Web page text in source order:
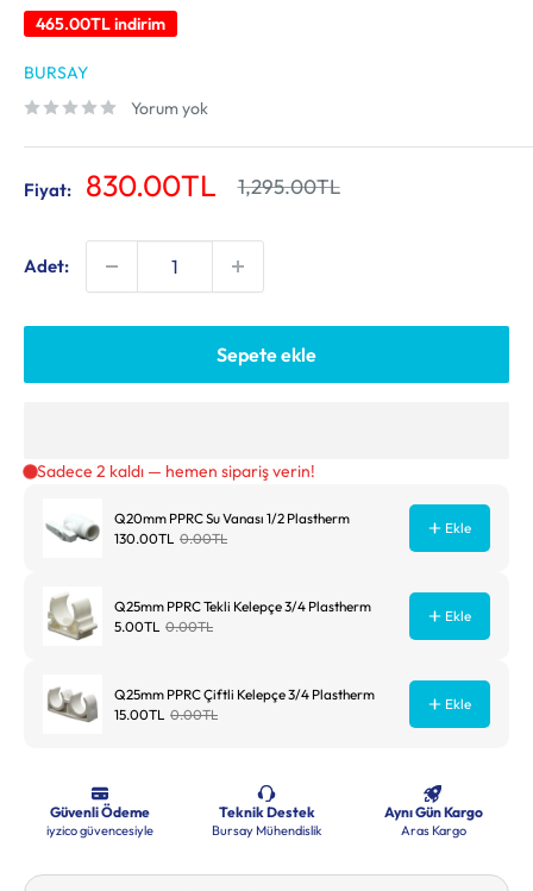
465.00TLindirim
BURSAY
Yorum yok
Fiyat: İndirimli
830.00TL
Normal
1,295.00TL
Adet:
Sepete ekle